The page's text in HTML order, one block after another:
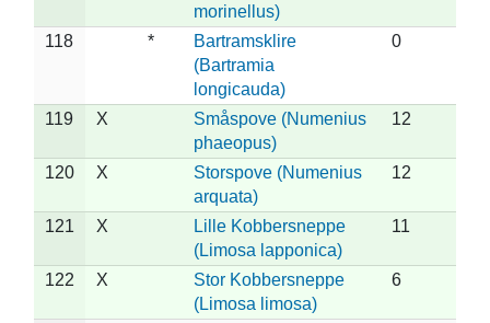
morinellus)
118 *
Bartramsklire
(Bartramia
longicauda)
0
119 X
Småspove (Numenius
phaeopus)
12
120 X
Storspove (Numenius
arquata)
12
121 X
Lille Kobbersneppe
(Limosa lapponica)
11
122 X
Stor Kobbersneppe
(Limosa limosa)
6